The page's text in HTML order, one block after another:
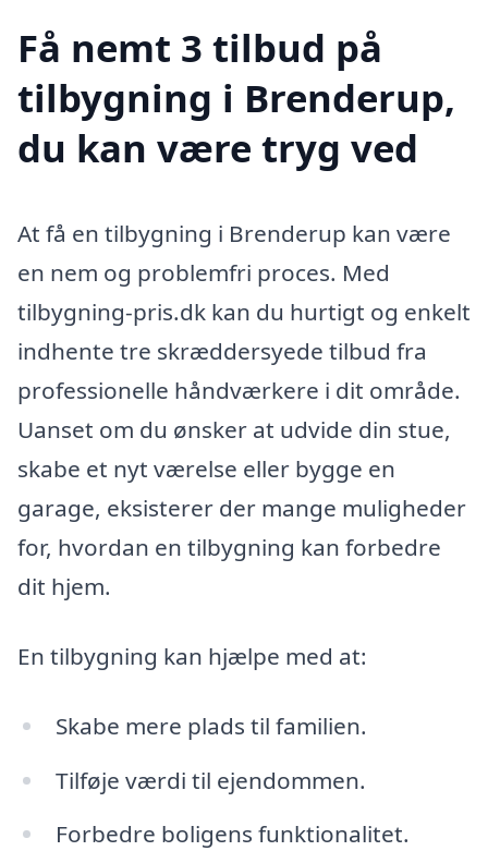
Få nemt 3 tilbud på
tilbygning i Brenderup,
du kan være tryg ved
At få en tilbygning i Brenderup kan være
en nem og problemfri proces. Med
tilbygning-pris.dk kan du hurtigt og enkelt
indhente tre skræddersyede tilbud fra
professionelle håndværkere i dit område.
Uanset om du ønsker at udvide din stue,
skabe et nyt værelse eller bygge en
garage, eksisterer der mange muligheder
for, hvordan en tilbygning kan forbedre
dit hjem.
En tilbygning kan hjælpe med at:
Skabe mere plads til familien.
Tilføje værdi til ejendommen.
Forbedre boligens funktionalitet.